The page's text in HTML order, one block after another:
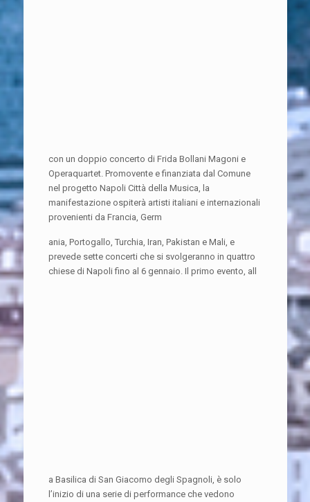
con un doppio concerto di Frida Bollani Magoni e
Operaquartet. Promovente e finanziata dal Comune
nel progetto Napoli Città della Musica, la
manifestazione ospiterà artisti italiani e internazionali
provenienti da Francia, Germ
ania, Portogallo, Turchia, Iran, Pakistan e Mali, e
prevede sette concerti che si svolgeranno in quattro
chiese di Napoli fino al 6 gennaio. Il primo evento, all
a Basilica di San Giacomo degli Spagnoli, è solo
l’inizio di una serie di performance che vedono